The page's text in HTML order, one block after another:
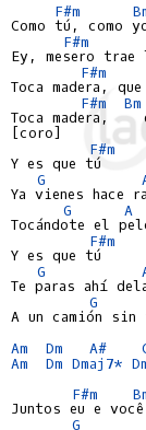
F#m
Como tú, como
F#m
Ey, mesero
F#m
Toca madera,
F#m
Bm
Toca madera,
[coro]
F#m
Y es que tú
G
Ya vienes hace
G
A
Tocándote el
F#m
Y es que tú
G
Te paras ahí
G
A un camión sin
Am
Dm A#
Am
Dm Dmaj7*
F#m
Juntos eu e você
G